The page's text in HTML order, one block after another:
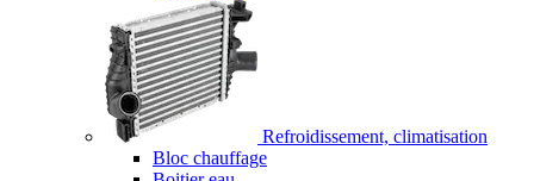
Refroidissement, climatisation
Bloc chauffage